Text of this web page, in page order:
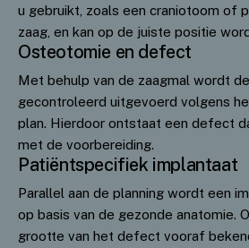
u gebruikt, zoals een craniotoom of
zaag, en kan op de juiste positie
Osteotomie en defect
Met behulp van de zaagmal wordt
gecontroleerd uitgevoerd volgens
plan. Hierdoor ontstaat een defect
met de voorbereiding.
Patiëntspecifiek implantaat
Parallel aan de planning wordt een
op basis van de gezonde anatomie.
grootte van het defect vooraf